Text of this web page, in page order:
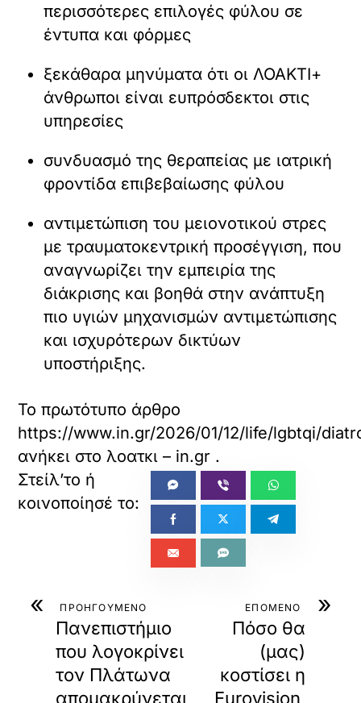
περισσότερες επιλογές φύλου σε
έντυπα και φόρμες
ξεκάθαρα μηνύματα ότι οι ΛΟΑΚΤΙ+
άνθρωποι είναι ευπρόσδεκτοι στις
υπηρεσίες
συνδυασμό της θεραπείας με ιατρική
φροντίδα επιβεβαίωσης φύλου
αντιμετώπιση του μειονοτικού στρες
με τραυματοκεντρική προσέγγιση, που
αναγνωρίζει την εμπειρία της
διάκρισης και βοηθά στην ανάπτυξη
πιο υγιών μηχανισμών αντιμετώπισης
και ισχυρότερων δικτύων
υποστήριξης.
Το πρωτότυπο άρθρο
https://www.in.gr/2026/01/12/life/lgbtqi/
ανήκει στο λοατκι – in.gr .
« ΠΡΟΗΓΟΥΜΕΝΟ
Πανεπιστήμιο
που λογοκρίνει
τον Πλάτωνα
απομακρύνεται
»
ΕΠΟΜΕΝΟ
Πόσο θα
(μας)
κοστίσει η
Eurovision,